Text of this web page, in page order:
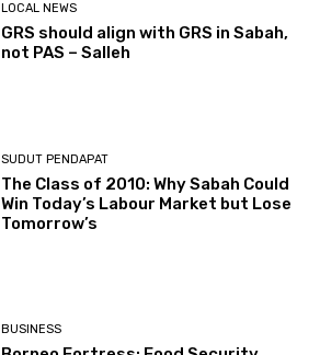
LOCAL NEWS
GRS should align with GRS in Sabah,
not PAS – Salleh
SUDUT PENDAPAT
The Class of 2010: Why Sabah Could
Win Today’s Labour Market but Lose
Tomorrow’s
BUSINESS